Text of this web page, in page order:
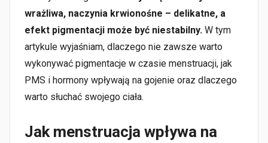
wrażliwa, naczynia krwionośne – delikatne, a
efekt pigmentacji może być niestabilny. W tym
artykule wyjaśniam, dlaczego nie zawsze warto
wykonywać pigmentacje w czasie menstruacji, jak
PMS i hormony wpływają na gojenie oraz dlaczego
warto słuchać swojego ciała.
Jak menstruacja wpływa na